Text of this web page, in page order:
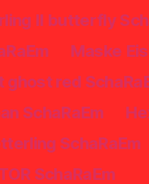
II butterfly
Maske
red
SchaRaEm
SchaRaEm
SchaRaEm